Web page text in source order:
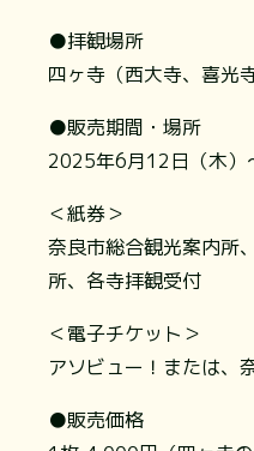
●拝観場所
四ヶ寺（西大寺、喜光
●販売期間・場所
2025年6月12日（木）
＜紙券＞
奈良市総合観光案内所
所、各寺拝観受付
＜電子チケット＞
アソビュー！または、
●販売価格